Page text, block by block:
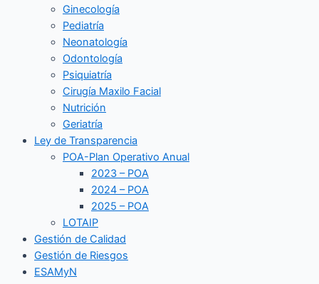
Ginecología
Pediatría
Neonatología
Odontología
Psiquiatría
Cirugía Maxilo Facial
Nutrición
Geriatría
Ley de Transparencia
POA-Plan Operativo Anual
2023 – POA
2024 – POA
2025 – POA
LOTAIP
Gestión de Calidad
Gestión de Riesgos
ESAMyN